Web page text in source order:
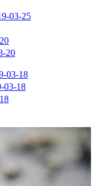
03-25
20
03-18
03-18